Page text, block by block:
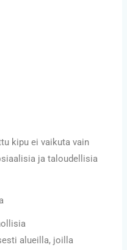
kipu ei vaikuta vain
ja taloudellisia
alueilla, joilla